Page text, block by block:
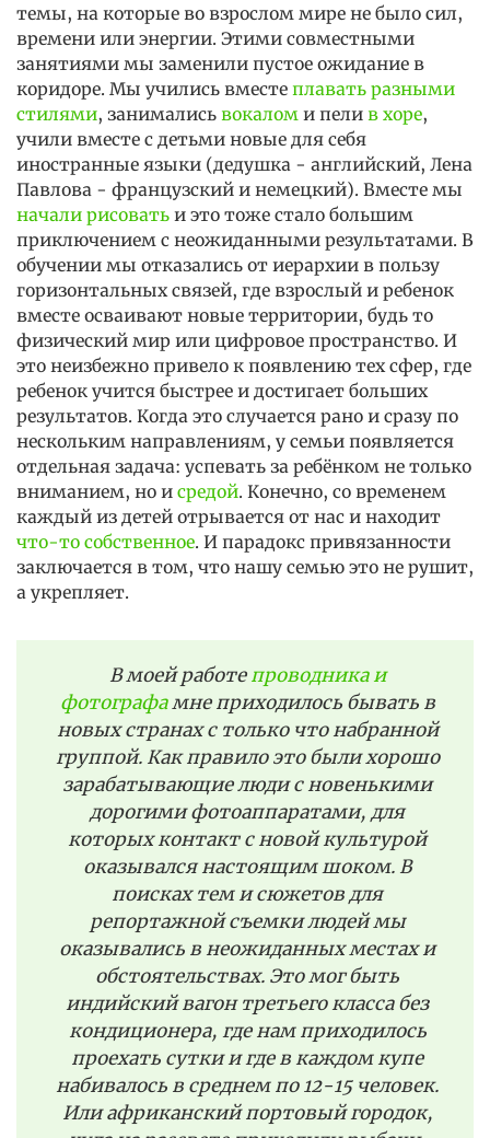
темы, на которые во взрослом мире не было сил,
времени или энергии. Этими совместными
занятиями мы заменили пустое ожидание в
коридоре. Мы учились вместе плавать разными
стилями, занимались вокалом и пели в хоре,
учили вместе с детьми новые для себя
иностранные языки (дедушка - английский, Лена
Павлова - французский и немецкий). Вместе мы
начали рисовать и это тоже стало большим
приключением с неожиданными результатами. В
обучении мы отказались от иерархии в пользу
горизонтальных связей, где взрослый и ребенок
вместе осваивают новые территории, будь то
физический мир или цифровое пространство. И
это неизбежно привело к появлению тех сфер, где
ребенок учится быстрее и достигает больших
результатов. Когда это случается рано и сразу по
нескольким направлениям, у семьи появляется
отдельная задача: успевать за ребёнком не только
вниманием, но и средой. Конечно, со временем
каждый из детей отрывается от нас и находит
что-то собственное. И парадокс привязанности
заключается в том, что нашу семью это не рушит,
а укрепляет.
В моей работепроводника и
фотографамне приходилось бывать в
новых странах с только что набранной
группой. Как правило это были хорошо
зарабатывающие люди с новенькими
дорогими фотоаппаратами, для
которых контакт с новой культурой
оказывался настоящим шоком. В
поисках тем и сюжетов для
репортажной съемки людей мы
оказывались в неожиданных местах и
обстоятельствах. Это мог быть
индийский вагон третьего класса без
кондиционера, где нам приходилось
проехать сутки и где в каждом купе
набивалось в среднем по 12-15 человек.
Или африканский портовый городок,